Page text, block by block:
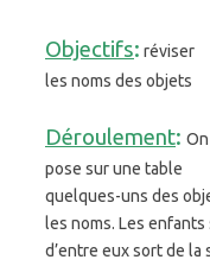
Objectifs: réviser
les noms des objets
Déroulement: On
pose sur une table
quelques-uns des
les noms. Les
d’entre eux sort de